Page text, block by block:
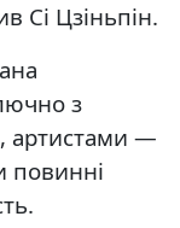
Сі Цзіньпін.
з
артистами —
повинні